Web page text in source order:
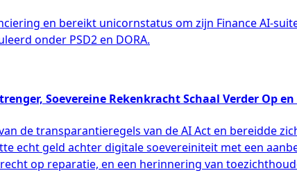
en bereikt unicornstatus om zijn Finance AI-
onder PSD2 en DORA.
Soevereine Rekenkracht Schaal Verder Op
de transparantieregels van de AI Act en bereidde
echt geld achter digitale soevereiniteit met een
op reparatie, en een herinnering van